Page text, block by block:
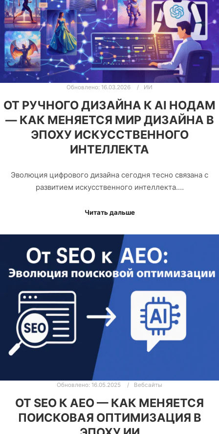
Обновлено: 16.03.2026 ИИ
ОТ РУЧНОГО ДИЗАЙНА К AI НОДАМ
— КАК МЕНЯЕТСЯ МИР ДИЗАЙНА В
ЭПОХУ ИСКУССТВЕННОГО
ИНТЕЛЛЕКТА
Эволюция цифрового дизайна сегодня тесно связана с
развитием искусственного интеллекта.…
Читать дальше
Обновлено: 16.05.2025 Вебсайты
ОТ SEO К AEO — КАК МЕНЯЕТСЯ
ПОИСКОВАЯ ОПТИМИЗАЦИЯ В